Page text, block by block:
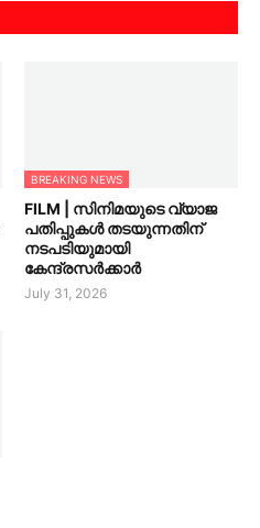
BREAKING NEWS
FILM | സിനിമയുടെ വ്യാജ
പതിപ്പുകൾ തടയുന്നതിന്
നടപടിയുമായി
കേന്ദ്രസർക്കാർ
July 31, 2026